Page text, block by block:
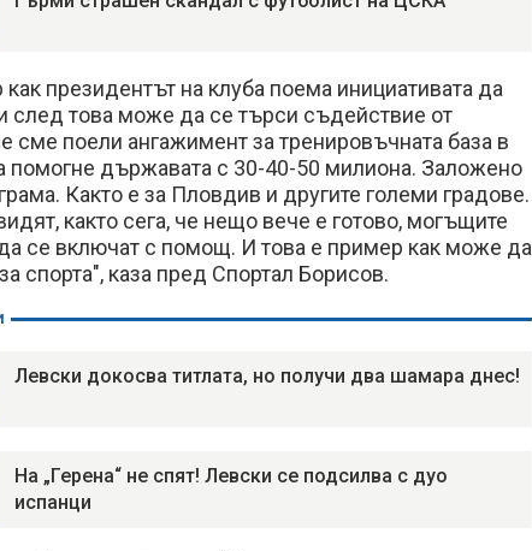
президентът на клуба поема инициативата да
след това може да се търси съдействие от
сме поели ангажимент за тренировъчната база в
помогне държавата с 30-40-50 милиона. Заложено
Както е за Пловдив и другите големи градове.
както сега, че нещо вече е готово, могъщите
се включат с помощ. И това е пример как може да
спорта", каза пред Спортал Борисов.
Левски докосва титлата, но получи два шамара днес!
На „Герена“ не спят! Левски се подсилва с дуо
испанци